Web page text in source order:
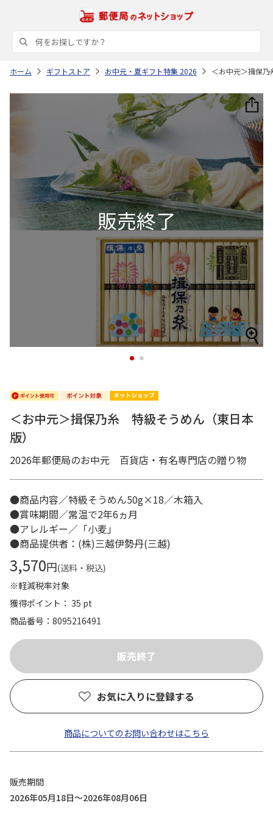
ホーム ギフトストア お中元・夏ギフト特集 2026 ＜お中元＞揖保
1 2
＜お中元＞揖保乃糸 特級そうめん（東日本
版）
2026年郵便局のお中元 百貨店・有名専門店の贈り物
●商品内容／特級そうめん50g×18／木箱入
●賞味期間／常温で2年6ヵ月
●アレルギー／「小麦」
●商品提供者：(株)三越伊勢丹(三越)
3,570円(送料・税込)
※軽減税率対象
獲得ポイント： 35 pt
商品番号
8095216491
お気に入りに登録する
商品についてのお問い合わせはこちら
販売期間
2026年05月18日～2026年08月06日